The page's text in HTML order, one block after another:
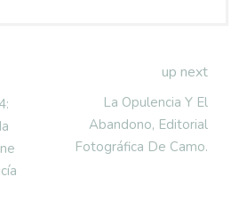
up next
La Opulencia Y El
Abandono, Editorial
Fotográfica De Camo.